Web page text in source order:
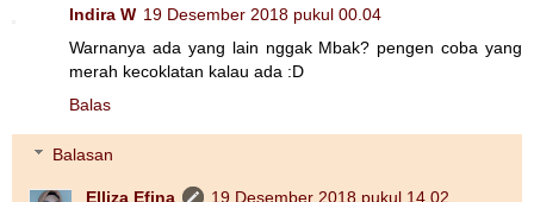
Indira W 19 Desember 2018 pukul 00.04
Warnanya ada yang lain nggak Mbak? pengen coba yang
merah kecoklatan kalau ada :D
Balas
Balasan
Elliza Efina
19 Desember 2018 pukul 14.02